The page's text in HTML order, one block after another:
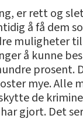
er rett og
å få dem
muligheter
å kunne
prosent.
mye. Alle
de
gjort. Det